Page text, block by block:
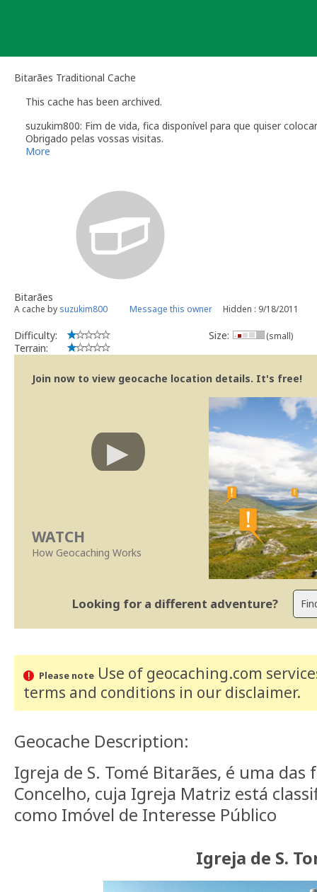
Bitarães Traditional Cache
This cache has been archived.
suzukim800: Fim de vida, fica disponível para que quiser
Obrigado pelas vossas visitas.
More
Bitarães
A cache by suzukim800 Message this owner Hidden : 9/18/2011
Difficulty:
Terrain:
Size: (small)
Join now to view geocache location details. It's free!
WATCH
How Geocaching Works
Looking for a different adventure?
Please noteUse of geocaching.com
terms and conditions in our disclaimer.
Geocache Description:
Igreja de S. Tomé Bitarães, é uma das
Concelho, cuja Igreja Matriz está
como Imóvel de Interesse Público
Igreja de S.